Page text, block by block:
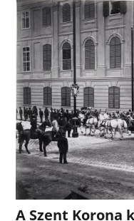
A Szent Korona